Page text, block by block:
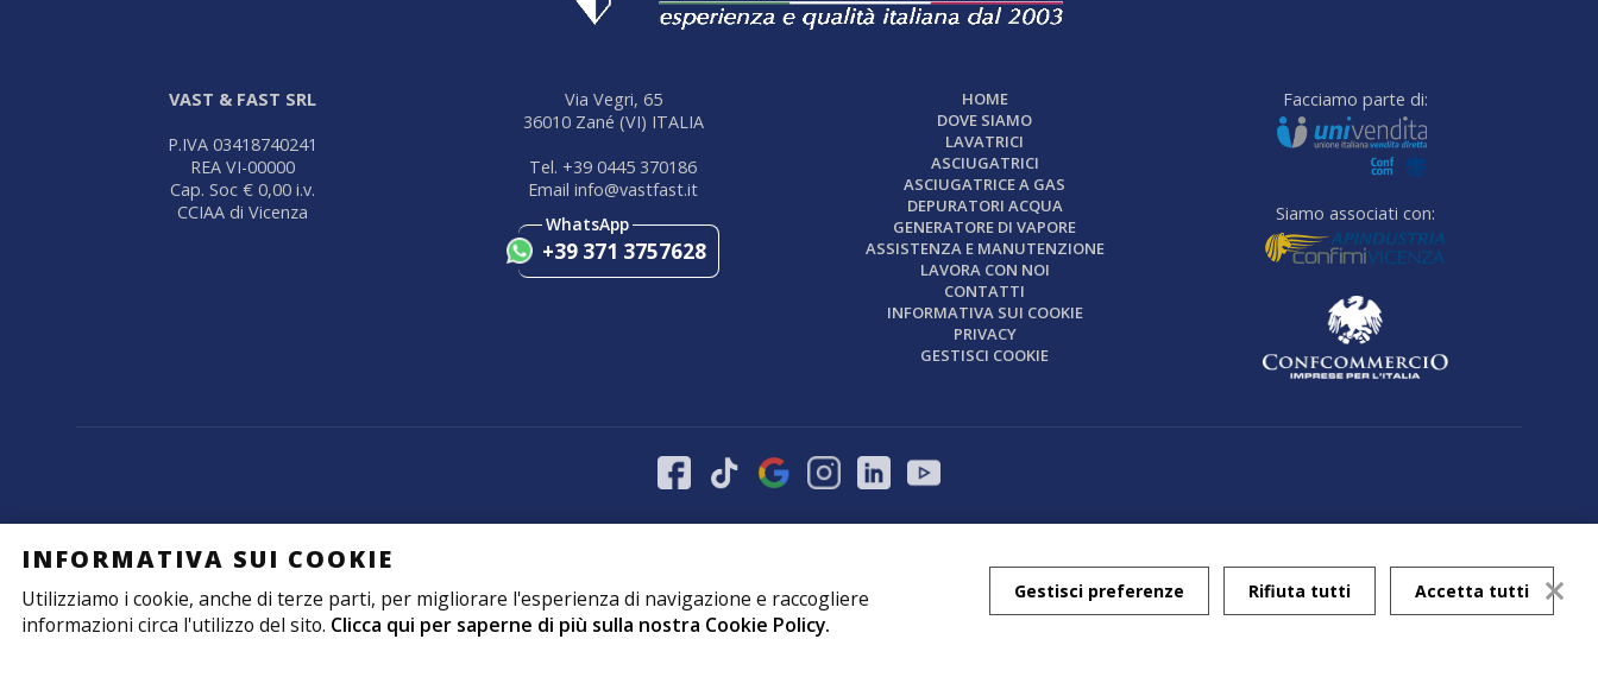
VAST & FAST SRL
P.IVA 03418740241
REA VI-00000
Cap. Soc € 0,00 i.v.
CCIAA di Vicenza
Via Vegri, 65
36010 Zané (VI) ITALIA
Tel. +39 0445 370186
Email info@vastfast.it
+39 371 3757628
HOME
DOVE SIAMO
LAVATRICI
ASCIUGATRICI
ASCIUGATRICE A GAS
DEPURATORI ACQUA
GENERATORE DI VAPORE
ASSISTENZA E MANUTENZIONE
LAVORA CON NOI
CONTATTI
INFORMATIVA SUI COOKIE
PRIVACY
GESTISCI COOKIE
Facciamo parte di:
Siamo associati con:
Web by studios.com
INFORMATIVA SUI COOKIE
Utilizziamo i cookie, anche di terze parti, per migliorare l'esperienza di navigazione e raccogliere
informazioni circa l'utilizzo del sito. Clicca qui per saperne di più sulla nostra Cookie Policy.
Gestisci preferenze Rifiuta tutti Accetta tutti